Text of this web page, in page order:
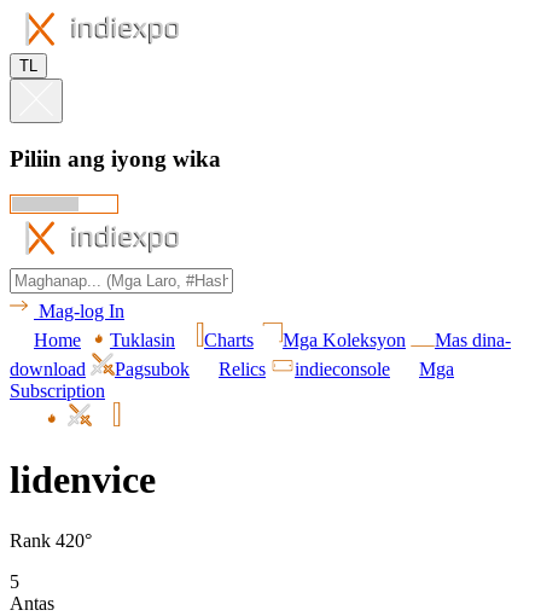
TL
Piliin ang iyong wika
Mag-log In
Home
Tuklasin Charts Mga Koleksyon
Mas dina-
download
Pagsubok Relics indieconsole
Mga
Subscription
lidenvice
Rank 420°
5
Antas